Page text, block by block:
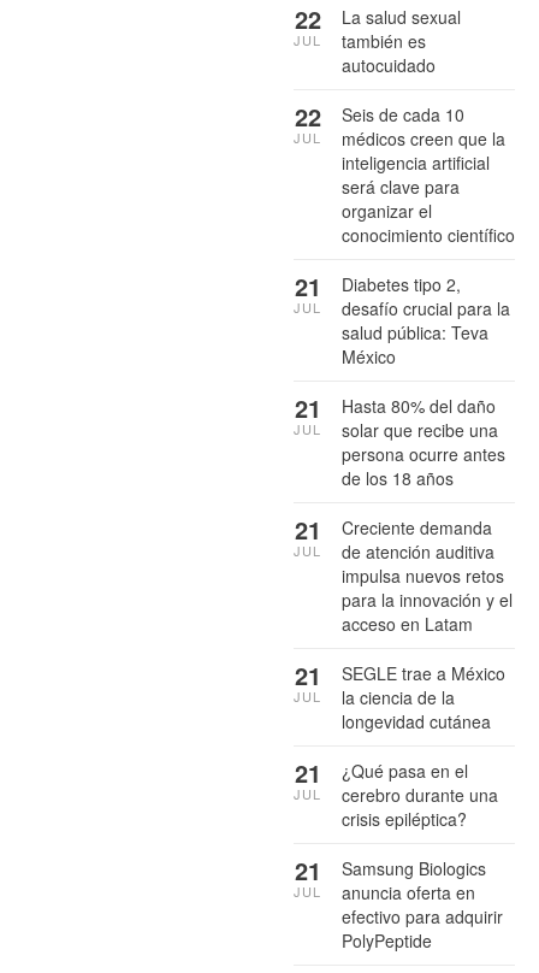
La salud sexual
también es
autocuidado
22
JUL
Seis de cada 10
médicos creen que la
inteligencia artificial
será clave para
organizar el
conocimiento científico
22
JUL
Diabetes tipo 2,
desafío crucial para la
salud pública: Teva
México
21
JUL
Hasta 80% del daño
solar que recibe una
persona ocurre antes
de los 18 años
21
JUL
Creciente demanda
de atención auditiva
impulsa nuevos retos
para la innovación y el
acceso en Latam
21
JUL
SEGLE trae a México
la ciencia de la
longevidad cutánea
21
JUL
¿Qué pasa en el
cerebro durante una
crisis epiléptica?
21
JUL
Samsung Biologics
anuncia oferta en
efectivo para adquirir
PolyPeptide
21
JUL